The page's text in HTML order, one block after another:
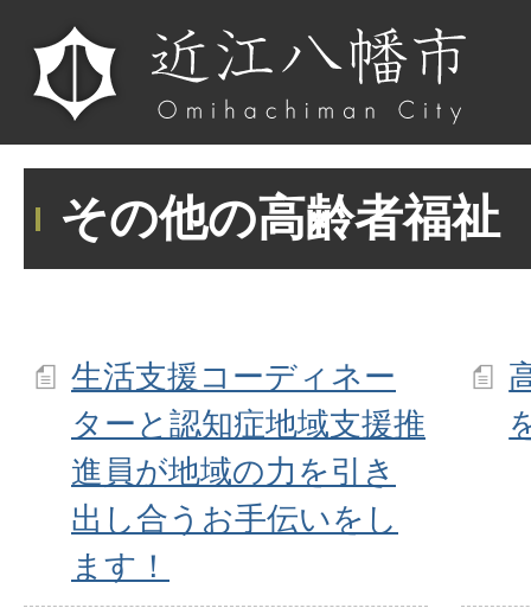
その他の高齢者福祉
生活支援コーディネー
ターと認知症地域支援推
進員が地域の力を引き
出し合うお手伝いをし
ます！